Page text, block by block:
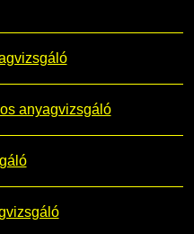
anyagvizsgáló